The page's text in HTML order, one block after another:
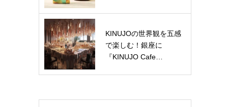
KINUJOの世界観を五感
で楽しむ！銀座に
『KINUJO Cafe…